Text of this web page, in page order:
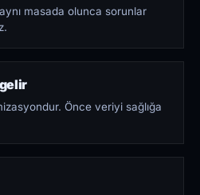
masada olunca sorunlar
Önce veriyi sağlığa